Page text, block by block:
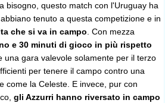
bisogno, questo match con l'Uruguay ha
tenuto a questa competizione e in
che si va in campo . Con mezza
e 30 minuti di gioco in più rispetto
una gara valevole solamente per il terzo
per tenere il campo contro una
come la Celeste. E invece, pur con
gli Azzurri hanno riversato in campo